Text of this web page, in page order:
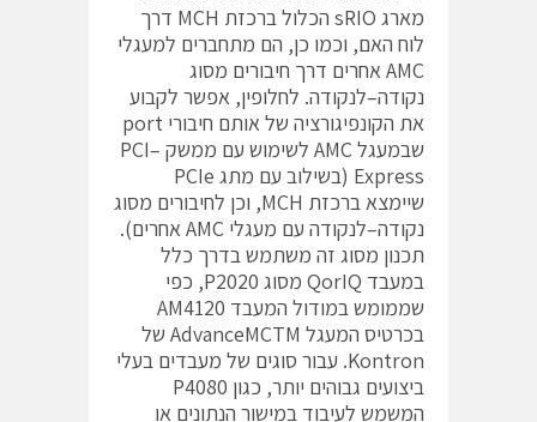
מארג sRIO הכלול ברכזת MCH דרך
לוח האם, וכמו כן, הם מתחברים למעגלי
AMC אחרים דרך חיבורים מסוג
נקודה–לנקודה. לחלופין, אפשר לקבוע
את הקונפיגורציה של אותם חיבורי port
שבמעגל AMC לשימוש עם ממשק PCI–
Express (בשילוב עם מתג PCIe
שיימצא ברכזת MCH, וכן לחיבורים מסוג
נקודה–לנקודה עם מעגלי AMC אחרים).
תכנון מסוג זה משתמש בדרך כלל
במעבד QorIQ מסוג P2020, כפי
שממומש במודול המעבד AM4120
בכרטיס המעגל AdvanceMCTM של
Kontron. עבור סוגים של מעבדים בעלי
ביצועים גבוהים יותר, כגון P4080
המשמש לעיבוד במישור הנתונים או